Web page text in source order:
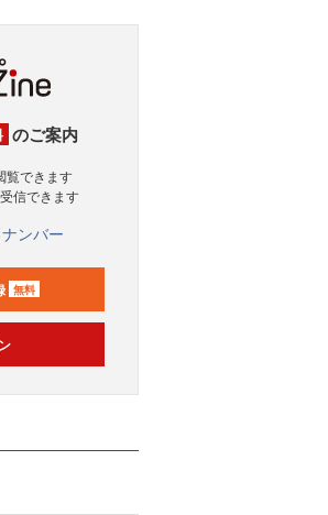
のご案内
覧できます
信できます
ンバー
無料